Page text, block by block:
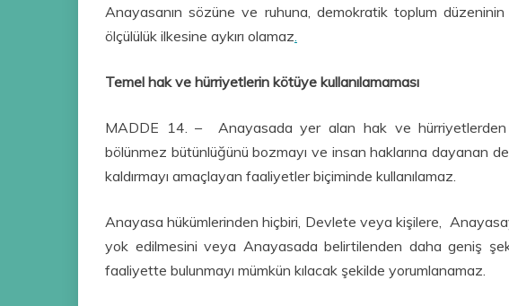
Anayasanın sözüne ve ruhuna, demokratik toplum
ölçülülük ilkesine aykırı olamaz.
Temel hak ve hürriyetlerin kötüye kullanılamaması
MADDE 14. – Anayasada yer alan hak ve hürriyetlerden
bölünmez bütünlüğünü bozmayı ve insan haklarına dayanan
kaldırmayı amaçlayan faaliyetler biçiminde kullanılamaz.
Anayasa hükümlerinden hiçbiri, Devlete veya kişilere,
yok edilmesini veya Anayasada belirtilenden daha geniş
faaliyette bulunmayı mümkün kılacak şekilde yorumlanamaz.